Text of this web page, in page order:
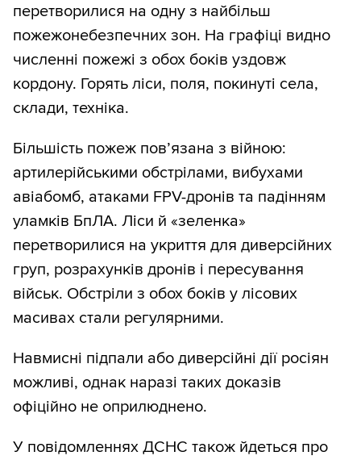
частинками пилу поблизу осередку
пожежі, а також із пожежною технікою.
перетворилися на одну з найбільш
пожежонебезпечних зон. На графіці видно
численні пожежі з обох боків уздовж
кордону. Горять ліси, поля, покинуті села,
склади, техніка.
Більшість пожеж пов’язана з війною:
артилерійськими обстрілами, вибухами
авіабомб, атаками FPV-дронів та падінням
уламків БпЛА. Ліси й «зеленка»
перетворилися на укриття для диверсійних
груп, розрахунків дронів і пересування
військ. Обстріли з обох боків у лісових
масивах стали регулярними.
Навмисні підпали або диверсійні дії росіян
можливі, однак наразі таких доказів
офіційно не оприлюднено.
У повідомленнях ДСНС також йдеться про